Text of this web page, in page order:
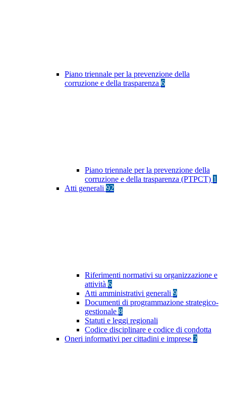
Piano triennale per la prevenzione della
corruzione e della trasparenza 6
Piano triennale per la prevenzione della
corruzione e della trasparenza (PTPCT) 1
Atti generali 92
Riferimenti normativi su organizzazione e
attività 6
Atti amministrativi generali 9
Documenti di programmazione strategico-
gestionale 8
Statuti e leggi regionali
Codice disciplinare e codice di condotta
Oneri informativi per cittadini e imprese 2